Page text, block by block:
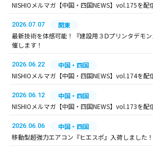
NISHIOメルマガ【中国・四国NEWS】vol.175を配
2026.07.07
関東
最新技術を体感可能！『建設用３Ⅾプリンタデモ
催します！
2026.06.22
中国・四国
NISHIOメルマガ【中国・四国NEWS】vol.174を配
2026.06.12
中国・四国
NISHIOメルマガ【中国・四国NEWS】vol.173を配
2026.06.06
中国・四国
移動型超強力エアコン『ヒエスポ』入荷しました！